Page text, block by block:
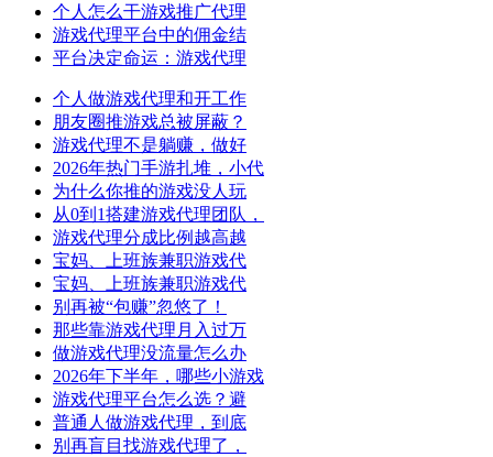
个人怎么干游戏推广代理
游戏代理平台中的佣金结
平台决定命运：游戏代理
个人做游戏代理和开工作
朋友圈推游戏总被屏蔽？
游戏代理不是躺赚，做好
2026年热门手游扎堆，小代
为什么你推的游戏没人玩
从0到1搭建游戏代理团队，
游戏代理分成比例越高越
宝妈、上班族兼职游戏代
宝妈、上班族兼职游戏代
别再被“包赚”忽悠了！
那些靠游戏代理月入过万
做游戏代理没流量怎么办
2026年下半年，哪些小游戏
游戏代理平台怎么选？避
普通人做游戏代理，到底
别再盲目找游戏代理了，